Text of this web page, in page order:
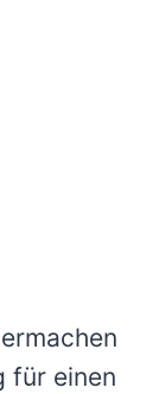
für einen